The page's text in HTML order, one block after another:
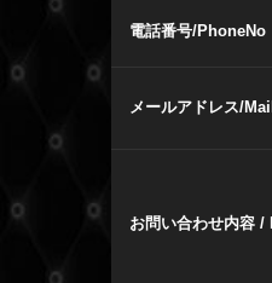
電話番号/PhoneNo
メールアドレス/
お問い合わせ内容